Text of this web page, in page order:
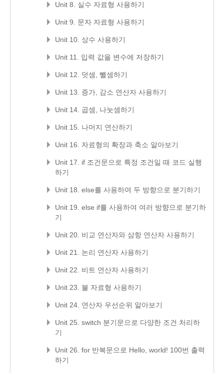
Unit 8. 실수 자료형 사용하기
Unit 9. 문자 자료형 사용하기
Unit 10. 상수 사용하기
Unit 11. 입력 값을 변수에 저장하기
Unit 12. 덧셈, 뺄셈하기
Unit 13. 증가, 감소 연산자 사용하기
Unit 14. 곱셈, 나눗셈하기
Unit 15. 나머지 연산하기
Unit 16. 자료형의 확장과 축소 알아보기
Unit 17. if 조건문으로 특정 조건일 때 코드 실행
하기
Unit 18. else를 사용하여 두 방향으로 분기하기
Unit 19. else if를 사용하여 여러 방향으로 분기하
기
Unit 20. 비교 연산자와 삼항 연산자 사용하기
Unit 21. 논리 연산자 사용하기
Unit 22. 비트 연산자 사용하기
Unit 23. 불 자료형 사용하기
Unit 24. 연산자 우선순위 알아보기
Unit 25. switch 분기문으로 다양한 조건 처리하
기
Unit 26. for 반복문으로 Hello, world! 100번 출력
하기